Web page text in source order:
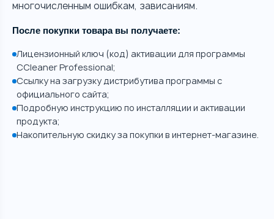
многочисленным ошибкам, зависаниям.
После покупки товара вы получаете:
Лицензионный ключ (код) активации для программы
CCleaner Professional;
Ссылку на загрузку дистрибутива программы с
официального сайта;
Подробную инструкцию по инсталляции и активации
продукта;
Накопительную скидку за покупки в интернет-магазине.